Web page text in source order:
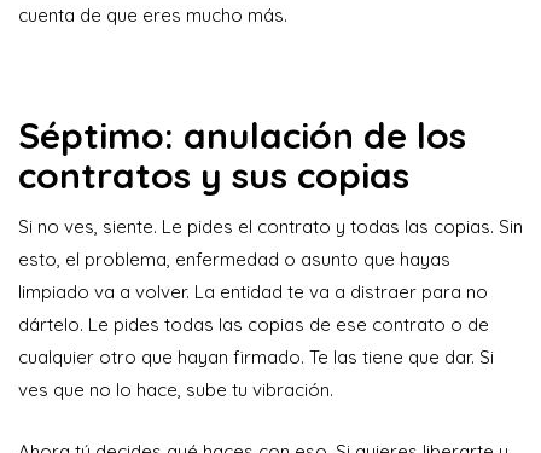
cuenta de que eres mucho más.
Séptimo: anulación de los
contratos y sus copias
Si no ves, siente. Le pides el contrato y todas las copias. Sin
esto, el problema, enfermedad o asunto que hayas
limpiado va a volver. La entidad te va a distraer para no
dártelo. Le pides todas las copias de ese contrato o de
cualquier otro que hayan firmado. Te las tiene que dar. Si
ves que no lo hace, sube tu vibración.